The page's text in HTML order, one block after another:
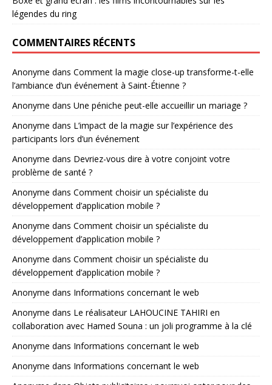
légendes du ring
COMMENTAIRES RÉCENTS
Anonyme dans Comment la magie close-up transforme-t-elle
l’ambiance d’un événement à Saint-Étienne ?
Anonyme dans Une péniche peut-elle accueillir un mariage ?
Anonyme dans L’impact de la magie sur l’expérience des
participants lors d’un événement
Anonyme dans Devriez-vous dire à votre conjoint votre
problème de santé ?
Anonyme dans Comment choisir un spécialiste du
développement d’application mobile ?
Anonyme dans Comment choisir un spécialiste du
développement d’application mobile ?
Anonyme dans Comment choisir un spécialiste du
développement d’application mobile ?
Anonyme dans Informations concernant le web
Anonyme dans Le réalisateur LAHOUCINE TAHIRI en
collaboration avec Hamed Souna : un joli programme à la clé
Anonyme dans Informations concernant le web
Anonyme dans Informations concernant le web